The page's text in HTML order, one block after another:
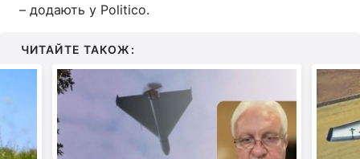
– додають у Politico.
ЧИТАЙТЕ ТАКОЖ: